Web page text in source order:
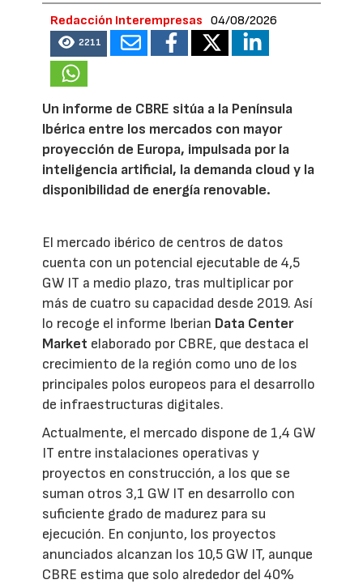
Redacción Interempresas 04/08/2026
2211
Un informe de CBRE sitúa a la Península
Ibérica entre los mercados con mayor
proyección de Europa, impulsada por la
inteligencia artificial, la demanda cloud y la
disponibilidad de energía renovable.
El mercado ibérico de centros de datos
cuenta con un potencial ejecutable de 4,5
GW IT a medio plazo, tras multiplicar por
más de cuatro su capacidad desde 2019. Así
lo recoge el informe Iberian Data Center
Market elaborado por CBRE, que destaca el
crecimiento de la región como uno de los
principales polos europeos para el desarrollo
de infraestructuras digitales.
Actualmente, el mercado dispone de 1,4 GW
IT entre instalaciones operativas y
proyectos en construcción, a los que se
suman otros 3,1 GW IT en desarrollo con
suficiente grado de madurez para su
ejecución. En conjunto, los proyectos
anunciados alcanzan los 10,5 GW IT, aunque
CBRE estima que solo alrededor del 40%